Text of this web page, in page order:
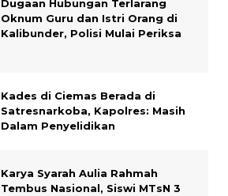
Dugaan Hubungan Terlarang
Oknum Guru dan Istri Orang di
Kalibunder, Polisi Mulai Periksa
Kades di Ciemas Berada di
Satresnarkoba, Kapolres: Masih
Dalam Penyelidikan
Karya Syarah Aulia Rahmah
Tembus Nasional, Siswi MTsN 3